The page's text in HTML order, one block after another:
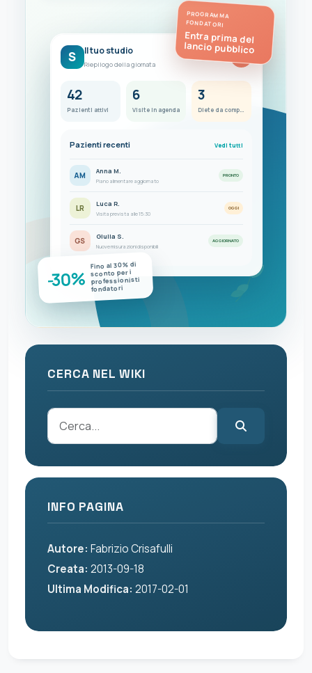
PROGRAMMA
FONDATORI
Entra prima del
lancio pubblico
S Il tuo studio
Riepilogo della giornata
FC
42
Pazienti attivi
6
Visite in agenda
3
Pazienti recenti Vedi tutti
AM Anna M.
Piano alimentare aggiornato
PRONTO
LR Luca R.
Visita prevista alle 15:30
OGGI
GS Giulia S.
Nuove misurazioni disponibili
AGGIORNATO
-30%
Fino al 30% di
sconto per i
professionisti
fondatori
CERCA NEL WIKI
INFO PAGINA
Autore: Fabrizio Crisafulli
Creata: 2013-09-18
Ultima Modifica: 2017-02-01